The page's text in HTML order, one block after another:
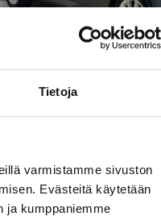
Tietoja
varmistamme sivuston
Evästeitä käytetään
ja kumppaniemme
Superb
TSI PHEV Style iV DSG
maksuaikaa! -
päivittyvät pian!
, Automaatti, Plug-in-